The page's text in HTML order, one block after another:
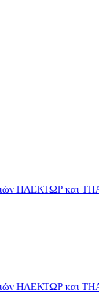
ΗΛΕΚΤΩΡ και
ΗΛΕΚΤΩΡ και